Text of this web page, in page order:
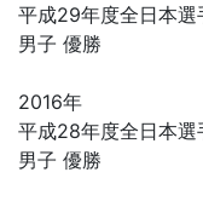
平成29年度全日本選
男子 優勝
2016年
平成28年度全日本選
男子 優勝